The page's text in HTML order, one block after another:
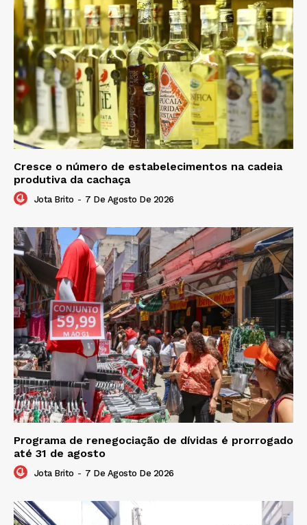
Cresce o número de estabelecimentos na cadeia
produtiva da cachaça
Jota Brito - 7 De Agosto De 2026
Programa de renegociação de dívidas é prorrogado
até 31 de agosto
Jota Brito - 7 De Agosto De 2026